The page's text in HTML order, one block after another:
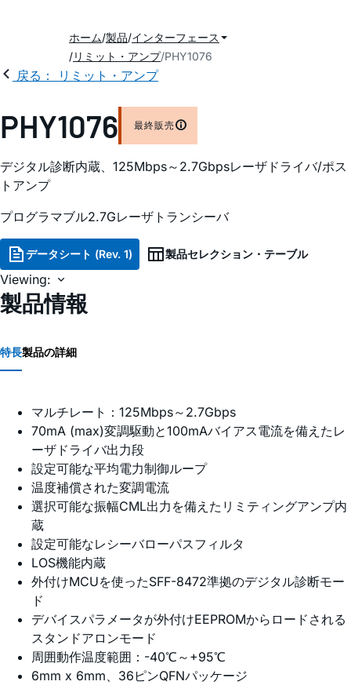
ホーム 製品 インターフェース
リミット・アンプ PHY1076
戻る： リミット・アンプ
PHY1076 最終販売
デジタル診断内蔵、125Mbps～2.7Gbpsレーザドライバ/ポス
トアンプ
プログラマブル2.7Gレーザトランシーバ
データシート (Rev. 1) 製品セレクション・テーブル
Viewing:
製品情報
特長製品の詳細
マルチレート：125Mbps～2.7Gbps
70mA (max)変調駆動と100mAバイアス電流を備えたレ
ーザドライバ出力段
設定可能な平均電力制御ループ
温度補償された変調電流
選択可能な振幅CML出力を備えたリミティングアンプ内
蔵
設定可能なレシーバローパスフィルタ
LOS機能内蔵
外付けMCUを使ったSFF-8472準拠のデジタル診断モー
ド
デバイスパラメータが外付けEEPROMからロードされる
スタンドアロンモード
周囲動作温度範囲：-40℃～+95℃
6mm x 6mm、36ピンQFNパッケージ